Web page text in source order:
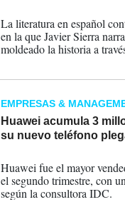
La literatura en español
en la que Javier Sierra
moldeado la historia a
EMPRESAS &
Huawei acumula 3
su nuevo teléfono
Huawei fue el mayor
el segundo trimestre, con
según la consultora IDC.